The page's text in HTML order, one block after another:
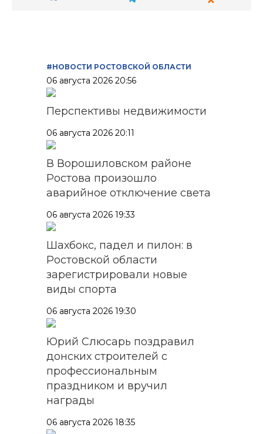
#НОВОСТИ РОСТОВСКОЙ ОБЛАСТИ
06 августа 2026 20:56
Перспективы недвижимости
06 августа 2026 20:11
В Ворошиловском районе
Ростова произошло
аварийное отключение света
06 августа 2026 19:33
Шахбокс, падел и пилон: в
Ростовской области
зарегистрировали новые
виды спорта
06 августа 2026 19:30
Юрий Слюсарь поздравил
донских строителей с
профессиональным
праздником и вручил
награды
06 августа 2026 18:35